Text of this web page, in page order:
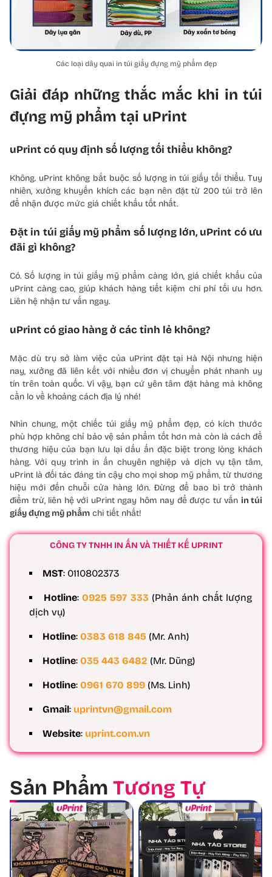
Các loại dây quai in túi giấy đựng mỹ phẩm đẹp
Giải đáp những thắc mắc khi in túi
đựng mỹ phẩm tại uPrint
uPrint có quy định số lượng tối thiểu không?
Không. uPrint không bắt buộc số lượng in túi giấy tối thiểu. Tuy
nhiên, xưởng khuyến khích các bạn nên đặt từ 200 túi trở lên
để nhận được mức giá chiết khấu tốt nhất.
Đặt in túi giấy mỹ phẩm số lượng lớn, uPrint có ưu
đãi gì không?
Có. Số lượng in túi giấy mỹ phẩm càng lớn, giá chiết khấu của
uPrint càng cao, giúp khách hàng tiết kiệm chi phí tối ưu hơn.
Liên hệ nhận tư vấn ngay.
uPrint có giao hàng ở các tỉnh lẻ không?
Mặc dù trụ sở làm việc của uPrint đặt tại Hà Nội nhưng hiện
nay, xưởng đã liên kết với nhiều đơn vị chuyển phát nhanh uy
tín trên toàn quốc. Vì vậy, bạn cứ yên tâm đặt hàng mà không
cần lo về khoảng cách địa lý nhé!
Nhìn chung, một chiếc túi giấy mỹ phẩm đẹp, có kích thước
phù hợp không chỉ bảo vệ sản phẩm tốt hơn mà còn là cách để
thương hiệu của bạn lưu lại dấu ấn đặc biệt trong lòng khách
hàng. Với quy trình in ấn chuyên nghiệp và dịch vụ tận tâm,
uPrint là đối tác đáng tin cậy cho mọi shop mỹ phẩm, từ thương
hiệu mới đến chuỗi cửa hàng lớn. Đừng để bao bì trở thành
điểm trừ, liên hệ với uPrint ngay hôm nay để được tư vấn in túi
giấy đựng mỹ phẩm chi tiết nhất!
CÔNG TY TNHH IN ẤN VÀ THIẾT KẾ UPRINT
MST: 0110802373
Hotline:0925 597 333 (Phản ánh chất lượng
dịch vụ)
Hotline: 0383 618 845 (Mr. Anh)
Hotline: 035 443 6482 (Mr. Dũng)
Hotline: 0961 670 899 (Ms. Linh)
Gmail: uprintvn@gmail.com
Website: uprint.com.vn
Sản Phẩm Tương Tự